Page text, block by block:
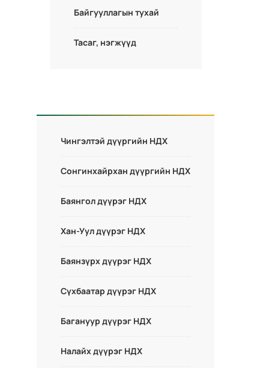
Байгууллагын тухай
Тасаг, нэгжүүд
Чингэлтэй дүүргийн НДХ
Сонгинхайрхан дүүргийн НДХ
Баянгол дүүрэг НДХ
Хан-Уул дүүрэг НДХ
Баянзүрх дүүрэг НДХ
Сүхбаатар дүүрэг НДХ
Багануур дүүрэг НДХ
Налайх дүүрэг НДХ